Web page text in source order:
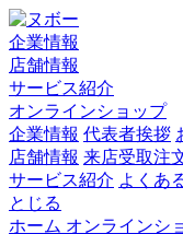
企業情報
店舗情報
サービス紹介
オンラインショップ
企業情報 代表者挨拶
店舗情報 来店受取注
サービス紹介 よくあ
とじる
ホーム オンラインシ